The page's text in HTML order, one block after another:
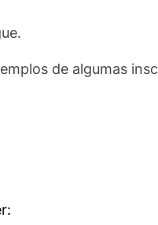
de algumas